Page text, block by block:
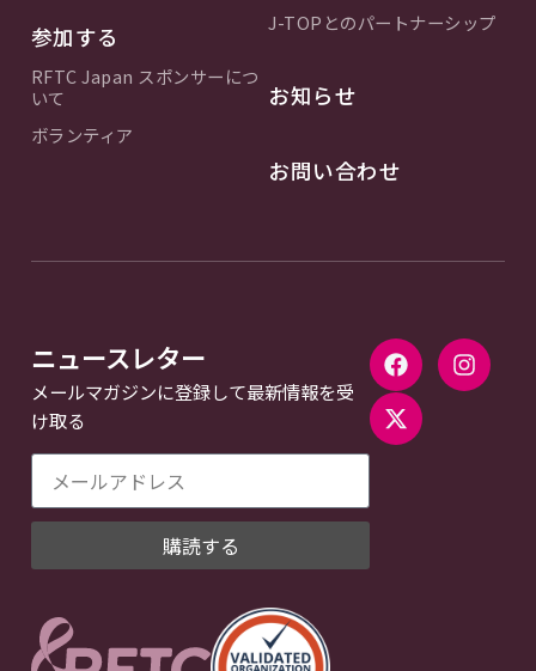
参加する
RFTC Japan スポンサーにつ
いて
ボランティア
J-TOPとのパートナーシップ
お知らせ
お問い合わせ
ニュースレター
メールマガジンに登録して最新情報を受
け取る
購読する